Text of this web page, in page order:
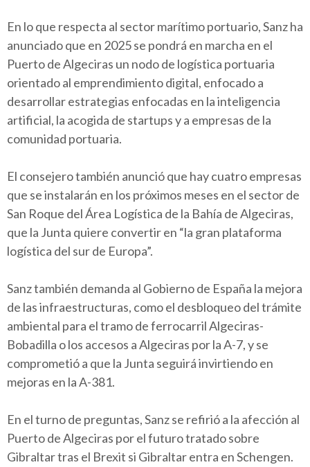
En lo que respecta al sector marítimo portuario, Sanz ha
anunciado que en 2025 se pondrá en marcha en el
Puerto de Algeciras un nodo de logística portuaria
orientado al emprendimiento digital, enfocado a
desarrollar estrategias enfocadas en la inteligencia
artificial, la acogida de startups y a empresas de la
comunidad portuaria.
El consejero también anunció que hay cuatro empresas
que se instalarán en los próximos meses en el sector de
San Roque del Área Logística de la Bahía de Algeciras,
que la Junta quiere convertir en “la gran plataforma
logística del sur de Europa”.
Sanz también demanda al Gobierno de España la mejora
de las infraestructuras, como el desbloqueo del trámite
ambiental para el tramo de ferrocarril Algeciras-
Bobadilla o los accesos a Algeciras por la A-7, y se
comprometió a que la Junta seguirá invirtiendo en
mejoras en la A-381.
En el turno de preguntas, Sanz se refirió a la afección al
Puerto de Algeciras por el futuro tratado sobre
Gibraltar tras el Brexit si Gibraltar entra en Schengen.